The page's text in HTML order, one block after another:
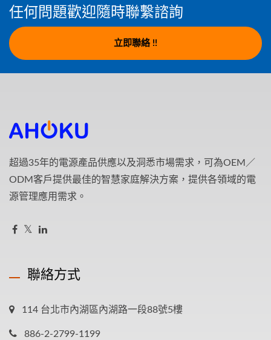
任何問題歡迎隨時聯繫諮詢
立即聯絡 !!
超過35年的電源產品供應以及洞悉市場需求，可為OEM／
ODM客戶提供最佳的智慧家庭解決方案，提供各領域的電
源管理應用需求。
聯絡方式
114 台北市內湖區內湖路一段88號5樓
886-2-2799-1199